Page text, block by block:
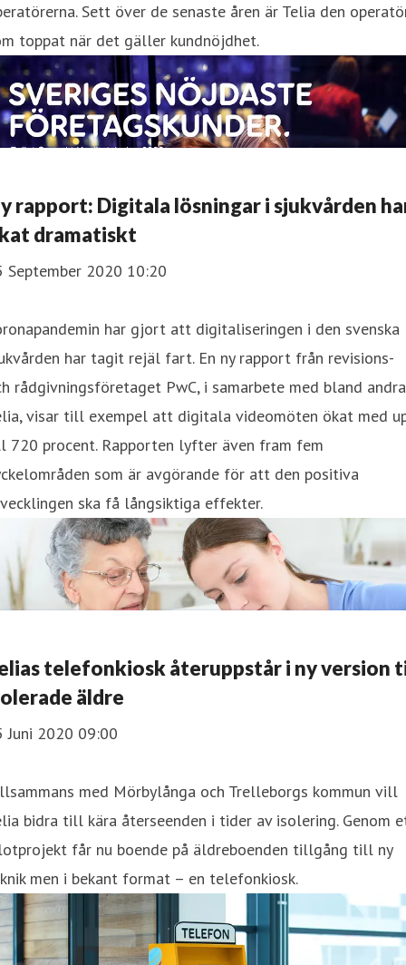
Sett över de senaste åren är Telia den
toppat när det gäller kundnöjdhet.
rapport: Digitala lösningar i sjukvården
dramatiskt
September 2020 10:20
har gjort att digitaliseringen i den svenska
har tagit rejäl fart. En ny rapport från revisions-
rådgivningsföretaget PwC, i samarbete med bland andra
visar till exempel att digitala videomöten ökat med
720 procent. Rapporten lyfter även fram fem
som är avgörande för att den positiva
ska få långsiktiga effekter.
telefonkiosk återuppstår i ny version
äldre
Juni 2020 09:00
med Mörbylånga och Trelleborgs kommun vill
bidra till kära återseenden i tider av isolering. Genom
får nu boende på äldreboenden tillgång till ny
men i bekant format – en telefonkiosk.